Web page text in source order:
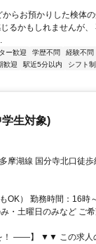
らお預かりした検体
るかもしれませんが、
ー歓迎 学歴不問
経験不問
歓迎 駅近5分以内
シフト制
生対象)
摩湖線 国分寺北口徒歩
OK） 勤務時間：16時
・土曜日のみなど ご
！ ――】 ▼▼ この求人